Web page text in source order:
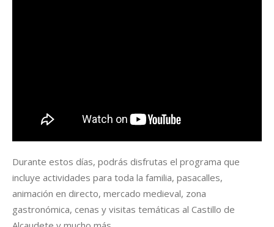
Durante estos días, podrás disfrutas el programa que
incluye actividades para toda la familia, pasacalles,
animación en directo, mercado medieval, zona
gastronómica, cenas y visitas temáticas al Castillo de